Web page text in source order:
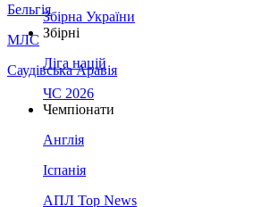
Бельгія
МЛС
Саудівська Аравія
Збірна України
Збірні
Ліга націй
ЧС 2026
Чемпіонати
Англія
Іспанія
АПЛ Top News